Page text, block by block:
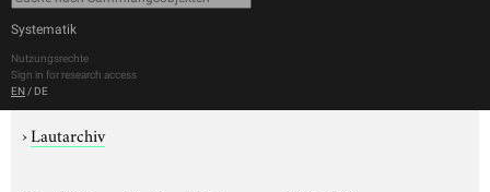
Systematik
Nutzungsrechte
Sign in for research access
EN / DE
›Lautarchiv